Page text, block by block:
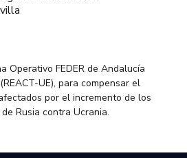
Operativo FEDER de Andalucía
UE), para compensar el
por el incremento de los
Rusia contra Ucrania.